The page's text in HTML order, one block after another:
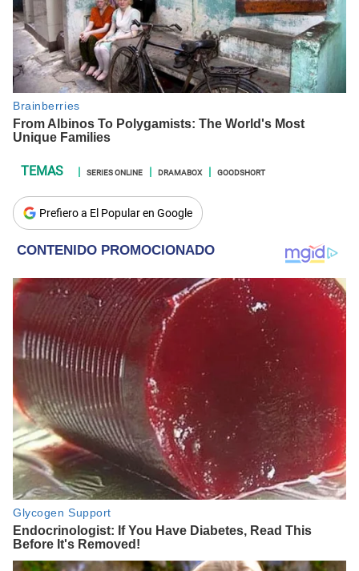
SERIES ONLINE DRAMABOX GOODSHORT
Prefiero a El Popular en Google